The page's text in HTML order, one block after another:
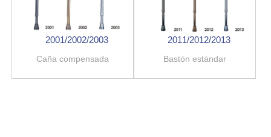
2001/2002/2003
Caña compensada
2011/2012/2013
Bastón estándar